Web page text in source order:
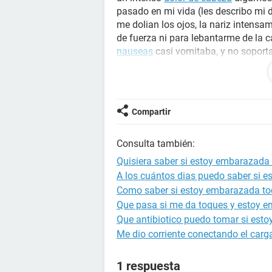
pasado en mi vida (les describo mi
me dolian los ojos, la nariz
de fuerza ni para lebantarme de la
nauseas casi vomitaba, y no
desperte un poco mareada y con
ya fui al medico pero me dio
nada, solo a lo que yo le decia,
nutriologo, y hasta el 27 sep tengo
quiero esperar tanto y quisiera
lo espero con ganas pero no se,
agosto e notado dolor en los
dolorcito, y me siento que estan
sin barilla y de algodon porque
podria decir es muy importante
infecciony no lo es? solo para
Compartir
Consulta también:
Quisiera saber si estoy embarazada
A los cuántos dias puedo saber si
Como saber si estoy embarazada
Que pasa si me da toques y estoy
Que antibiotico puedo tomar si
Me dio corriente conectando el
1 respuesta